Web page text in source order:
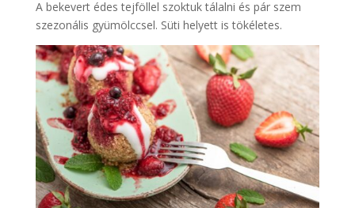
A bekevert édes tejföllel szoktuk tálalni és pár szem
szezonális gyümölccsel. Süti helyett is tökéletes.